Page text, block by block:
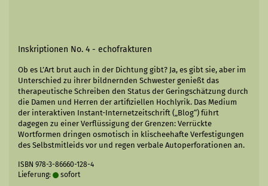
Inskriptionen No. 4 - echofrakturen
Ob es L’Art brut auch in der Dichtung gibt? Ja, es gibt sie, aber im
Unterschied zu ihrer bildnernden Schwester genießt das
therapeutische Schreiben den Status der Geringschätzung durch
die Damen und Herren der artifiziellen Hochlyrik. Das Medium
der interaktiven Instant-Internetzeitschrift („Blog“) führt
dagegen zu einer Verflüssigung der Grenzen: Verrückte
Wortformen dringen osmotisch in klischeehafte Verfestigungen
des Selbstmitleids vor und regen verbale Autoperforationen an.
ISBN 978-3-86660-128-4
Lieferung:
sofort